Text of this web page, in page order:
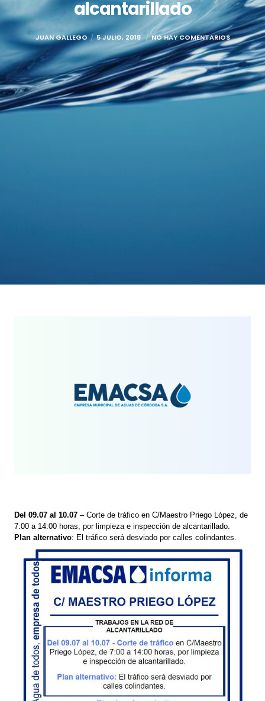
alcantarillado
JUAN GALLEGO 5 JULIO, 2018 NO HAY COMENTARIOS
Del 09.07 al 10.07– Corte de tráfico en C/Maestro Priego López, de
7:00 a 14:00 horas, por limpieza e inspección de alcantarillado.
Plan alternativo: El tráfico será desviado por calles colindantes.